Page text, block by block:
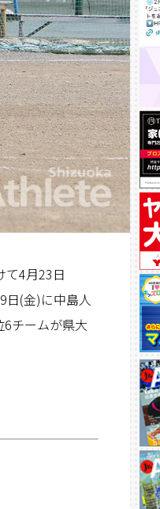
て4月23日
日(金)に中島人
チームが県大